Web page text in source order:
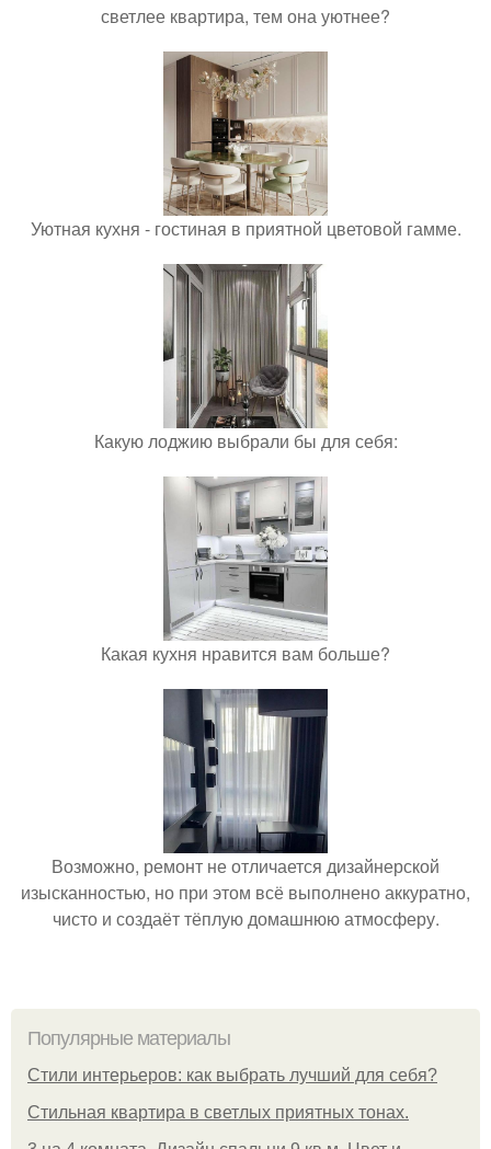
светлее квартира, тем она уютнее?
Уютная кухня - гостиная в приятной цветовой гамме.
Какую лоджию выбрали бы для себя:
Какая кухня нравится вам больше?
Возможно, ремонт не отличается дизайнерской
изысканностью, но при этом всё выполнено аккуратно,
чисто и создаёт тёплую домашнюю атмосферу.
Популярные материалы
Стили интерьеров: как выбрать лучший для себя?
Стильная квартира в светлых приятных тонах.